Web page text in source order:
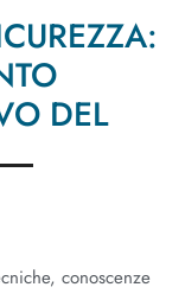
DEL
conoscenze